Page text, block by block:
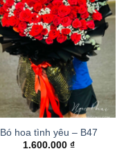
Bó hoa tình yêu – B47
1.600.000 ₫